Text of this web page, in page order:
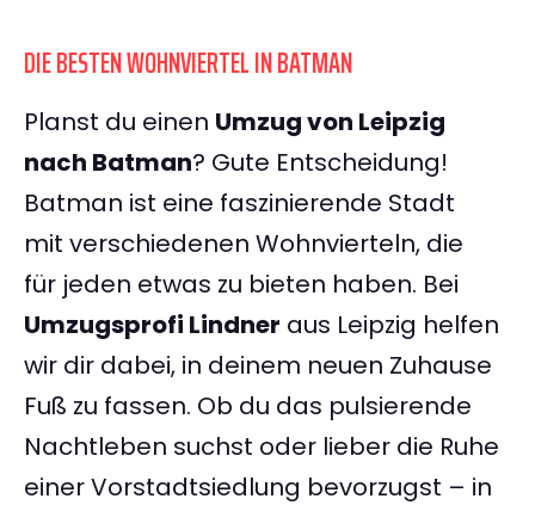
DIE BESTEN WOHNVIERTEL IN BATMAN
Planst du einen Umzug von Leipzig
nach Batman? Gute Entscheidung!
Batman ist eine faszinierende Stadt
mit verschiedenen Wohnvierteln, die
für jeden etwas zu bieten haben. Bei
Umzugsprofi Lindner aus Leipzig helfen
wir dir dabei, in deinem neuen Zuhause
Fuß zu fassen. Ob du das pulsierende
Nachtleben suchst oder lieber die Ruhe
einer Vorstadtsiedlung bevorzugst – in